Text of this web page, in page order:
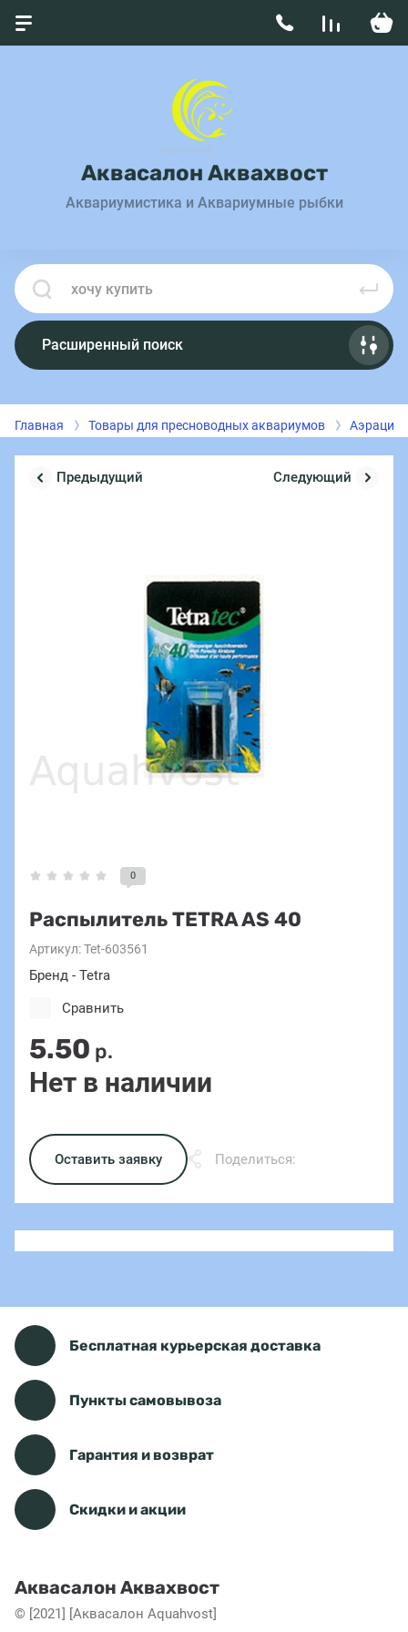
Аквасалон Аквахвост
Аквариумистика и Аквариумные рыбки
Расширенный поиск
Главная Товары для пресноводных аквариумов Аэрация,
Предыдущий Следующий
0
Распылитель TETRA AS 40
Артикул:Tet-603561
Бренд - Tetra
5.50 р.
Нет в наличии
Сравнить
Оставить заявку Поделиться:
Бесплатная курьерская доставка
Пункты самовывоза
Гарантия и возврат
Скидки и акции
Аквасалон Аквахвост
© [2021] [Аквасалон Aquahvost]